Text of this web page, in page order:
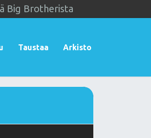
Big Brotherista
Taustaa Arkisto